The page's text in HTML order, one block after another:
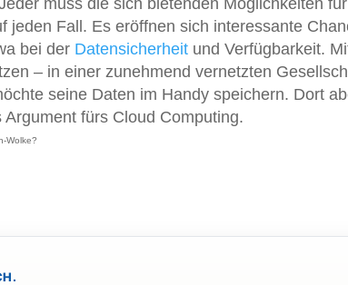
muss die sich bietenden Möglichkeiten
jeden Fall. Es eröffnen sich interessante
bei der Datensicherheit und Verfügbarkeit.
– in einer zunehmend vernetzten
seine Daten im Handy speichern. Dort
fürs Cloud Computing.
Wolke?